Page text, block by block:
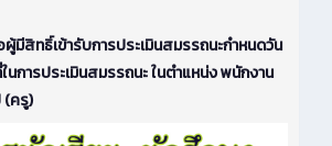
ผู้มีสิทธิ์เข้ารับการประเมินสมรรถนะกำหนดวัน
นการประเมินสมรรถนะ ในตำแหน่ง พนักงาน
(ครู)